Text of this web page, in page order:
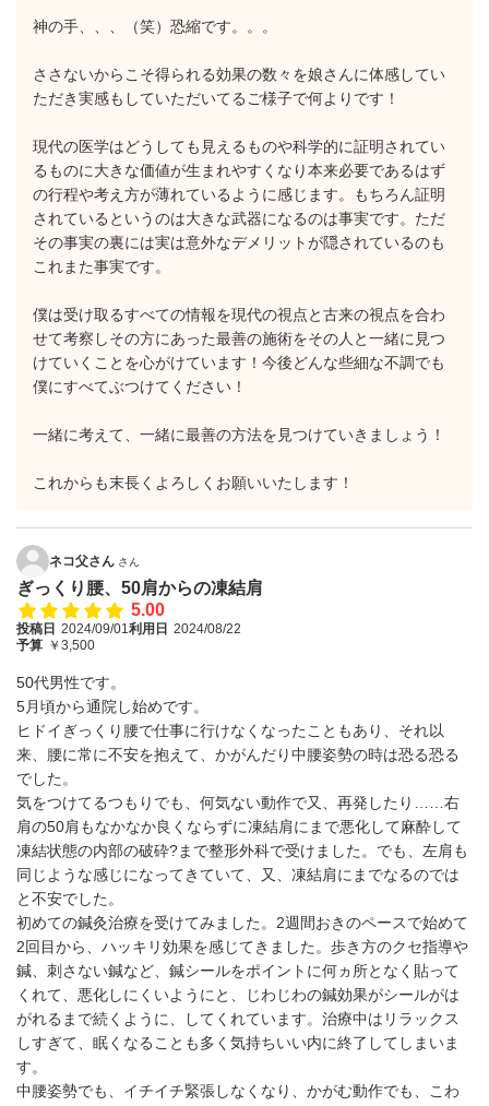
神の手、、、（笑）恐縮です。。。
ささないからこそ得られる効果の数々を娘さんに体感してい
ただき実感もしていただいてるご様子で何よりです！
現代の医学はどうしても見えるものや科学的に証明されてい
るものに大きな価値が生まれやすくなり本来必要であるはず
の行程や考え方が薄れているように感じます。もちろん証明
されているというのは大きな武器になるのは事実です。ただ
その事実の裏には実は意外なデメリットが隠されているのも
これまた事実です。
僕は受け取るすべての情報を現代の視点と古来の視点を合わ
せて考察しその方にあった最善の施術をその人と一緒に見つ
けていくことを心がけています！今後どんな些細な不調でも
僕にすべてぶつけてください！
一緒に考えて、一緒に最善の方法を見つけていきましょう！
これからも末長くよろしくお願いいたします！
ネコ父さん さん
ぎっくり腰、50肩からの凍結肩
5.00
投稿日 2024/09/01利用日 2024/08/22
予算 ￥3,500
50代男性です。
5月頃から通院し始めです。
ヒドイぎっくり腰で仕事に行けなくなったこともあり、それ以
来、腰に常に不安を抱えて、かがんだり中腰姿勢の時は恐る恐る
でした。
気をつけてるつもりでも、何気ない動作で又、再発したり……右
肩の50肩もなかなか良くならずに凍結肩にまで悪化して麻酔して
凍結状態の内部の破砕?まで整形外科で受けました。でも、左肩も
同じような感じになってきていて、又、凍結肩にまでなるのでは
と不安でした。
初めての鍼灸治療を受けてみました。2週間おきのペースで始めて
2回目から、ハッキリ効果を感じてきました。歩き方のクセ指導や
鍼、刺さない鍼など、鍼シールをポイントに何ヵ所となく貼って
くれて、悪化しにくいようにと、じわじわの鍼効果がシールがは
がれるまで続くように、してくれています。治療中はリラックス
しすぎて、眠くなることも多く気持ちいい内に終了してしまいま
す。
中腰姿勢でも、イチイチ緊張しなくなり、かがむ動作でも、こわ